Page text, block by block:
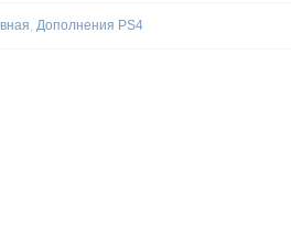
,Дополнения PS4